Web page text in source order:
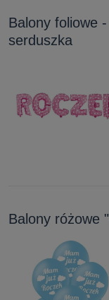
Balony foliowe
serduszka
Balony różowe